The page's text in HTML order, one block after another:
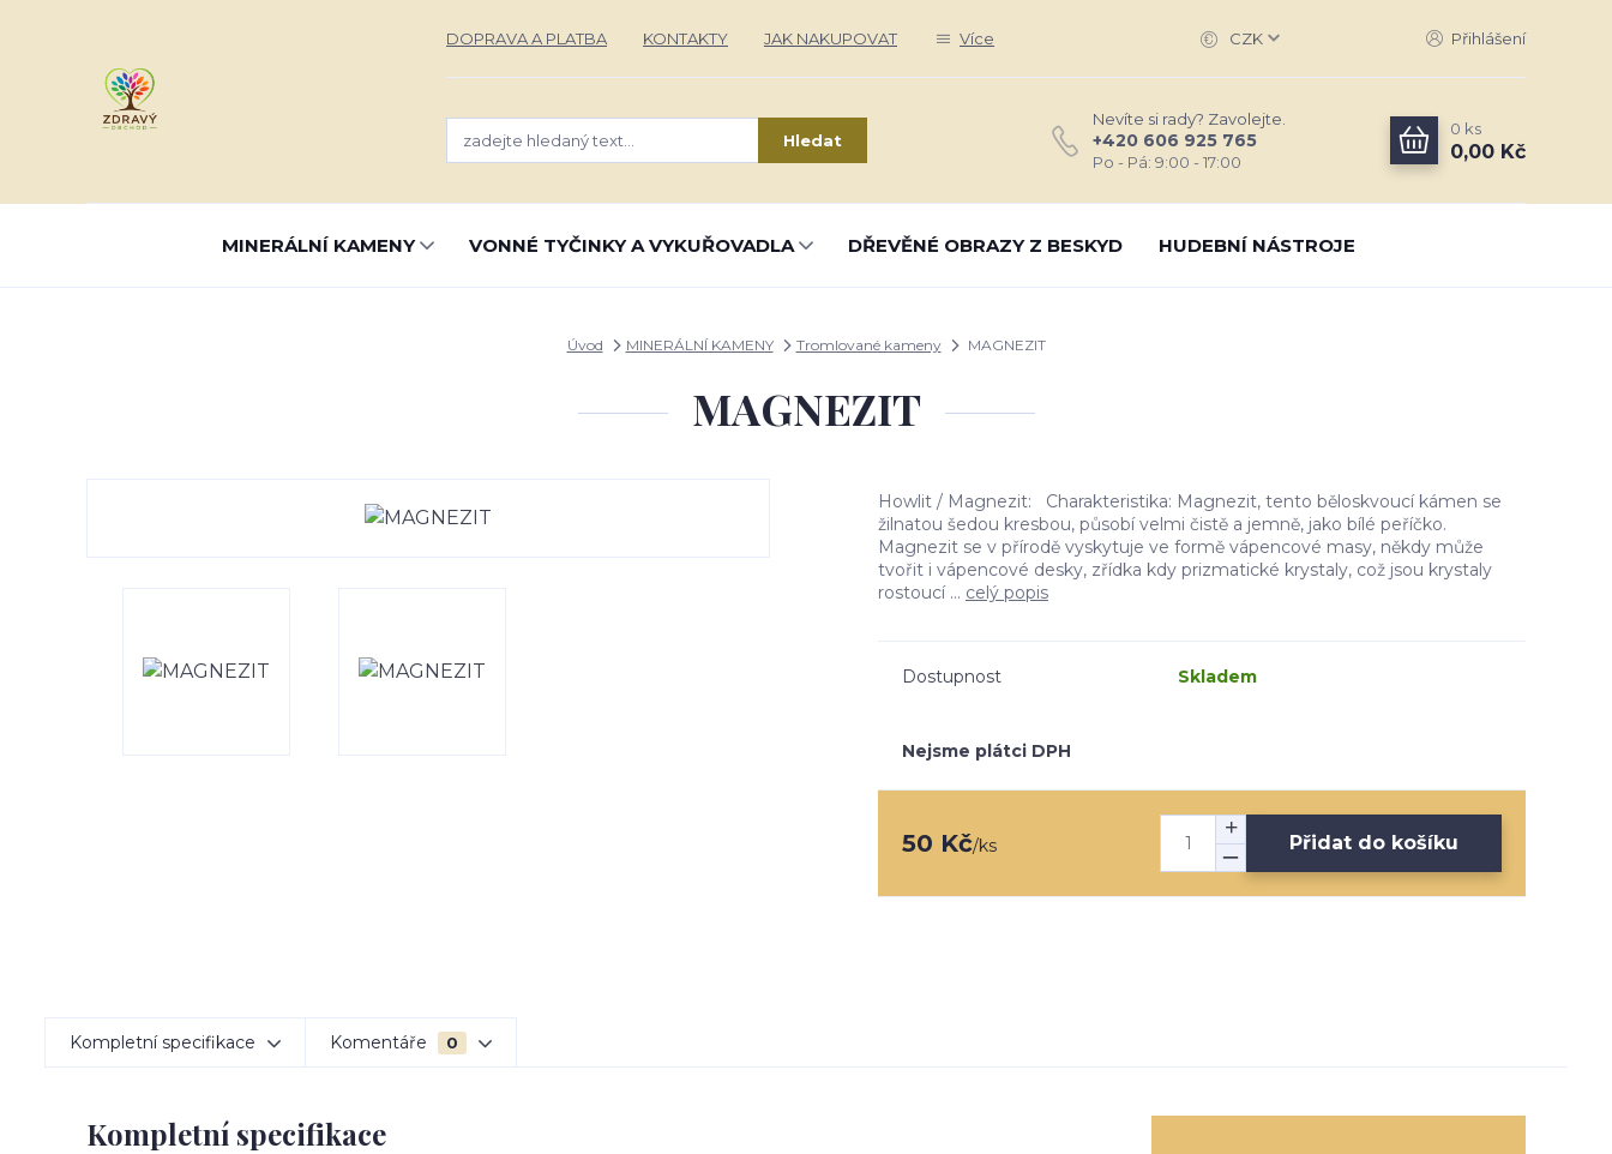
DOPRAVA A PLATBA KONTAKTY JAK NAKUPOVAT Více CZK Přihlášení
Hledat
Nevíte si rady? Zavolejte.
+420 606 925 765
Po - Pá: 9:00 - 17:00
0 ks
0,00 Kč
MINERÁLNÍ KAMENY VONNÉ TYČINKY A VYKUŘOVADLA DŘEVĚNÉ OBRAZY Z BESKYD HUDEBNÍ NÁSTROJE
Úvod MINERÁLNÍ KAMENY Tromlované kameny MAGNEZIT
MAGNEZIT
Howlit / Magnezit: Charakteristika: Magnezit, tento běloskvoucí kámen se
žilnatou šedou kresbou, působí velmi čistě a jemně, jako bílé peříčko.
Magnezit se v přírodě vyskytuje ve formě vápencové masy, někdy může
tvořit i vápencové desky, zřídka kdy prizmatické krystaly, což jsou krystaly
rostoucí ... celý popis
Dostupnost Skladem
Nejsme plátci DPH
50 Kč/ks Přidat do košíku
Kompletní specifikace Komentáře 0
Kompletní specifikace